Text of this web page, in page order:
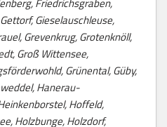
Gieselauschleuse,
Grevenkrug, Grotenknöll,
Groß Wittensee,
Grünental, Güby,
Hanerau-
Hoffeld,
Holzbunge, Holzdorf,